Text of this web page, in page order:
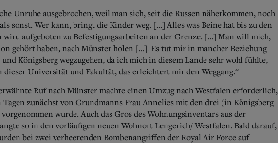
Unruhe ausgebrochen, weil man sich, seit die Russen näherkommen, noch
sonst. Wer kann, bringt die Kinder weg. [...] Alles was Beine hat bis zu den
wird aufgeboten zu Befestigungsarbeiten an der Grenze. [...] Man will mich,
gehört haben, nach Münster holen [...]. Es tut mir in mancher Beziehung
Königsberg wegzugehen, da ich mich in diesem Lande sehr wohl fühlte,
Universität und Fakultät, das erleichtert mir den Weggang.“
Ruf nach Münster machte einen Umzug nach Westfalen erforderlich,
zunächst von Grundmanns Frau Annelies mit den drei (in Königsberg
wurde. Auch das Gros des Wohnungsinventars aus der
so in den vorläufigen neuen Wohnort Lengerich/ Westfalen. Bald darauf,
bei zwei verheerenden Bombenangriffen der Royal Air Force auf